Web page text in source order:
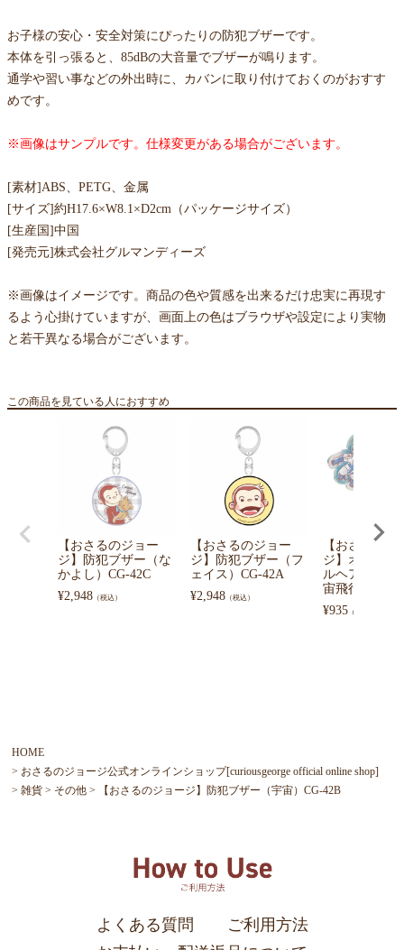
お子様の安心・安全対策にぴったりの防犯ブザーです。
本体を引っ張ると、85dBの大音量でブザーが鳴ります。
通学や習い事などの外出時に、カバンに取り付けておくのがおすす
めです。
※画像はサンプルです。仕様変更がある場合がございます。
[素材]ABS、PETG、金属
[サイズ]約H17.6×W8.1×D2cm（パッケージサイズ）
[生産国]中国
[発売元]株式会社グルマンディーズ
※画像はイメージです。商品の色や質感を出来るだけ忠実に再現す
るよう心掛けていますが、画面上の色はブラウザや設定により実物
と若干異なる場合がございます。
この商品を見ている人におすすめ
【おさるのジョー
ジ】防犯ブザー（な
かよし）CG-42C
¥2,948 （税込）
【おさるのジョー
ジ】防犯ブザー（フ
ェイス）CG-42A
¥2,948 （税込）
【おさるのジ
ジ】オーロラ
ルヘアクリッ
宙飛行士）
¥935 （税込）
HOME
おさるのジョージ公式オンラインショップ[curiousgeorge official online shop]
雑貨
その他 【おさるのジョージ】防犯ブザー（宇宙）CG-42B
よくある質問
ご利用方法